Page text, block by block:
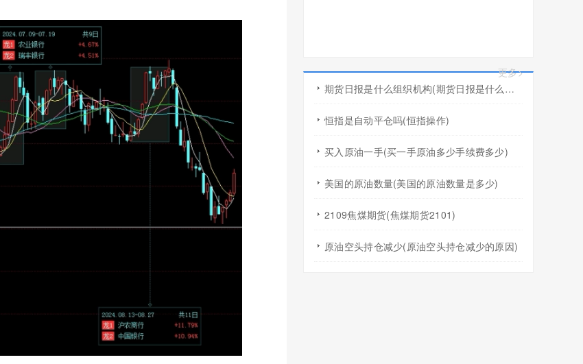
更多>
期货日报是什么组织机构(期货日报是什么组织机构的)
恒指是自动平仓吗(恒指操作)
买入原油一手(买一手原油多少手续费多少)
美国的原油数量(美国的原油数量是多少)
2109焦煤期货(焦煤期货2101)
原油空头持仓减少(原油空头持仓减少的原因)